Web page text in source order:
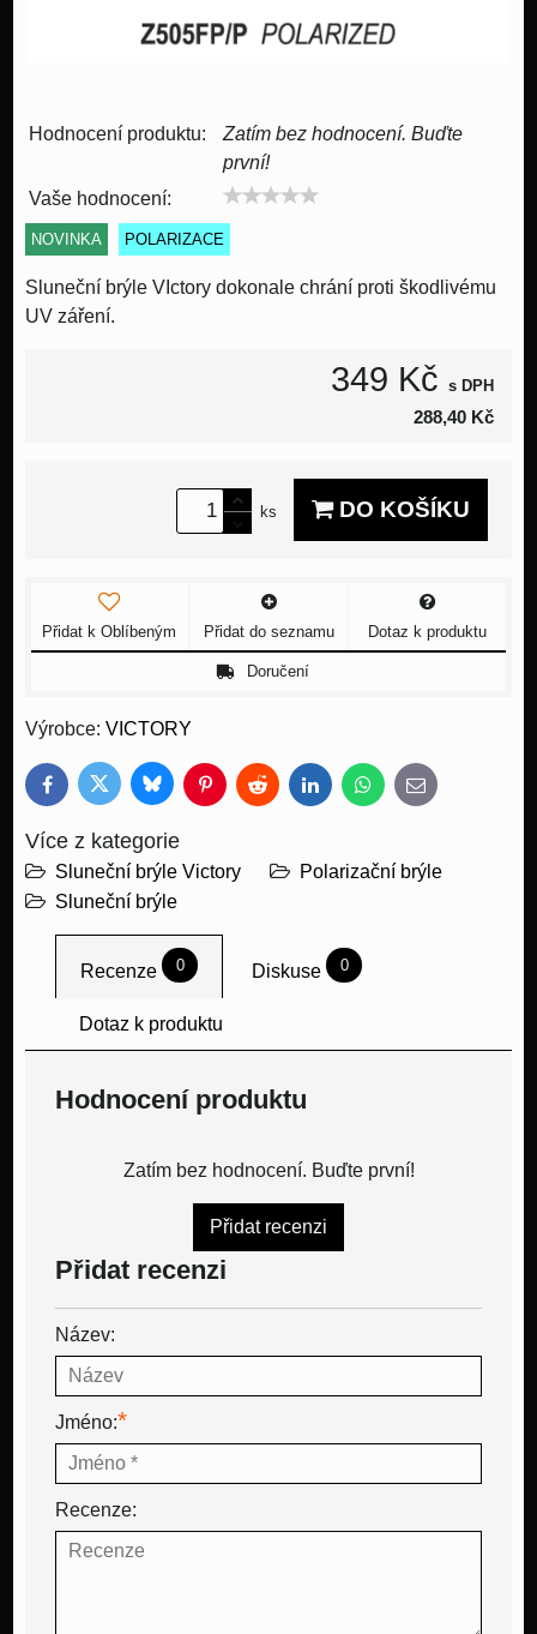
Hodnocení produktu:
Zatím bez hodnocení. Buďte
první!
Vaše hodnocení:
NOVINKA POLARIZACE
Sluneční brýle VIctory dokonale chrání proti škodlivému
UV záření.
349 Kč s DPH
288,40 Kč
ks DO KOŠÍKU
Přidat k Oblíbeným Přidat do seznamu Dotaz k produktu
Doručení
Výrobce: VICTORY
FacebookTwitter BlueskyPinterestReddit LinkedInWhatsApp
E-
mail
Více z kategorie
Sluneční brýle Victory
Polarizační brýle
Sluneční brýle
Recenze 0 Diskuse 0
Dotaz k produktu
Hodnocení produktu
Zatím bez hodnocení. Buďte první!
Přidat recenzi
Přidat recenzi
Název:
Jméno:*
Recenze: